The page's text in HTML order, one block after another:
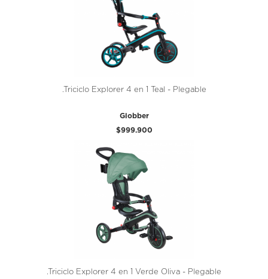
.Triciclo Explorer 4 en 1 Teal - Plegable
Globber
$999.900
.Triciclo Explorer 4 en 1 Verde Oliva - Plegable